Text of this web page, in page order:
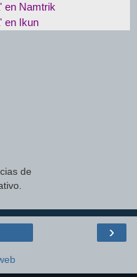
en Namtrik
en Ikun
de
›